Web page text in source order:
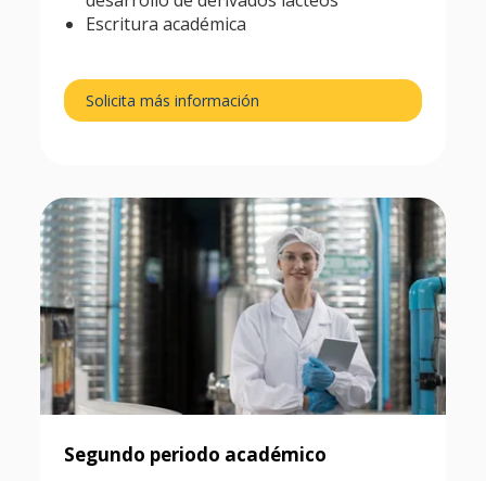
Escritura académica
Solicita más información
Segundo periodo académico